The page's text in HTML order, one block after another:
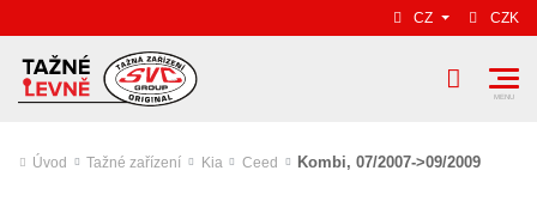
CZ CZK
Úvod Tažné zařízení Kia Ceed Kombi, 07/2007->09/2009